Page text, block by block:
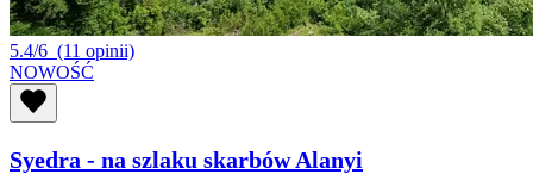
5.4/6 (11 opinii)
NOWOŚĆ
Syedra - na szlaku skarbów Alanyi